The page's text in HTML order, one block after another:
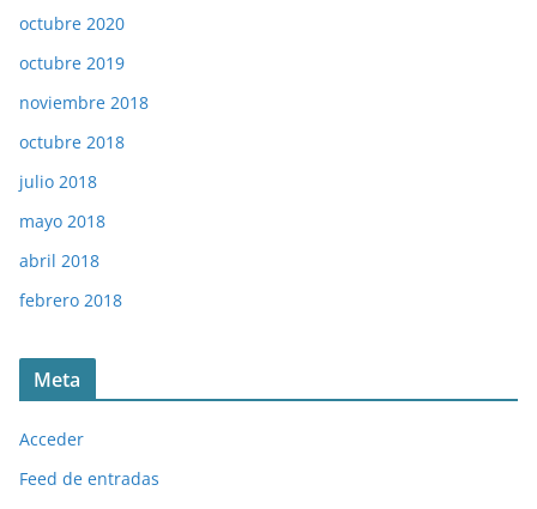
octubre 2020
octubre 2019
noviembre 2018
octubre 2018
julio 2018
mayo 2018
abril 2018
febrero 2018
Meta
Acceder
Feed de entradas